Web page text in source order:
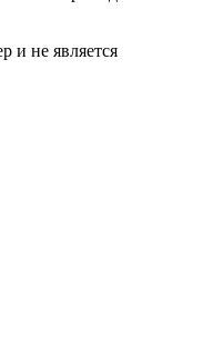
и не является